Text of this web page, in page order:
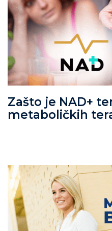
Zašto je NAD+
metaboličkih